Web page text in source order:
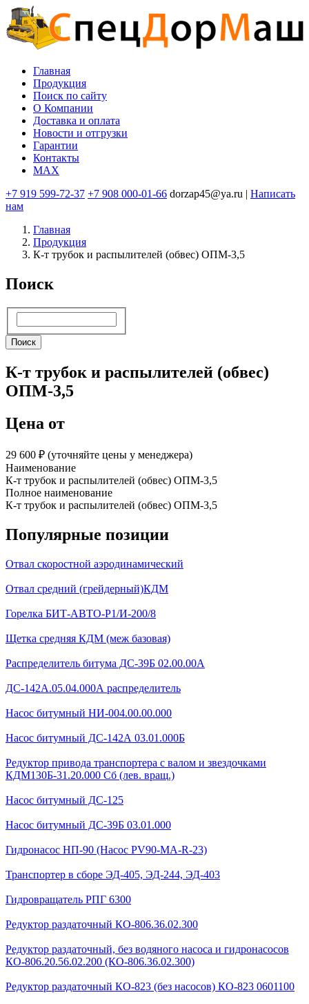
Перейти
к
основному
содержанию
Основная
навигация
Главная
Продукция
Поиск по сайту
O Компании
Доставка и оплата
Новости и отгрузки
Гарантии
Контакты
MAX
+7 919 599-72-37 +7 908 000-01-66 dorzap45@ya.ru | Написать
нам
Главная
Продукция
К-т трубок и распылителей (обвес) ОПМ-3,5
Поиск
Поиск
К-т трубок и распылителей (обвес)
ОПМ-3,5
Цена от
29 600 ₽︁ (уточняйте цены у менеджера)
Наименование
К-т трубок и распылителей (обвес) ОПМ-3,5
Полное наименование
К-т трубок и распылителей (обвес) ОПМ-3,5
Популярные позиции
Отвал скоростной аэродинамический
Отвал средний (грейдерный)КДМ
Горелка БИТ-АВТО-Р1/И-200/8
Щетка средняя КДМ (меж базовая)
Распределитель битума ДС-39Б 02.00.00А
ДС-142А.05.04.000А распределитель
Насос битумный НИ-004.00.00.000
Насос битумный ДС-142А 03.01.000Б
Редуктор привода транспортера с валом и звездочками
КДМ130Б-31.20.000 Сб (лев. вращ.)
Насос битумный ДС-125
Насос битумный ДС-39Б 03.01.000
Гидронасос НП-90 (Насос PV90-MA-R-23)
Транспортер в сборе ЭД-405, ЭД-244, ЭД-403
Гидровращатель РПГ 6300
Редуктор раздаточный КО-806.36.02.300
Редуктор раздаточный, без водяного насоса и гидронасосов
КО-806.20.56.02.200 (КО-806.36.02.300)
Редуктор раздаточный КО-823 (без насосов) КО-823 0601100